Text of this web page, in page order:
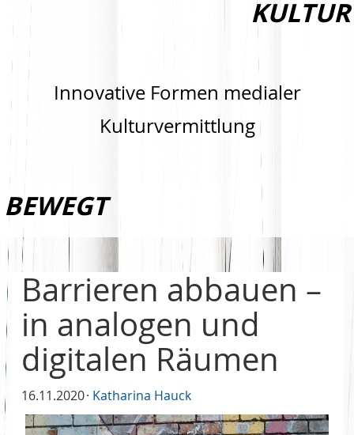
KULTUR
Innovative Formen medialer
Kulturvermittlung
BEWEGT
Barrieren abbauen –
in analogen und
digitalen Räumen
16.11.2020 Katharina Hauck